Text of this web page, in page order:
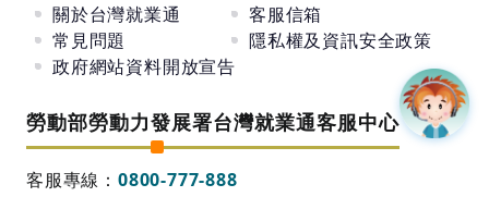
關於台灣就業通
客服信箱
常見問題
隱私權及資訊安全政策
政府網站資料開放宣告
勞動部勞動力發展署台灣就業通客服中心
客服專線： 0800-777-888